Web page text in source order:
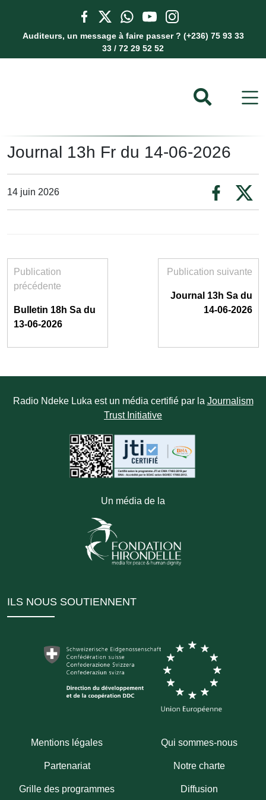
Auditeurs, un message à faire passer ? (+236) 75 93 33
33 / 72 29 52 52
Journal 13h Fr du 14-06-2026
14 juin 2026
Publication
précédente
Bulletin 18h Sa du
13-06-2026
Publication suivante
Journal 13h Sa du
14-06-2026
Radio Ndeke Luka est un média certifié par la Journalism
Trust Initiative
Un média de la
ILS NOUS SOUTIENNENT
Mentions légales Qui sommes-nous
Partenariat Notre charte
Grille des programmes Diffusion